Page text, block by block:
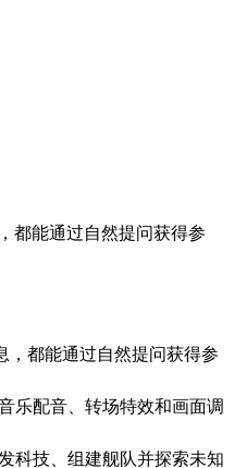
都能通过自然提问获得参
，都能通过自然提问获得参
乐配音、转场特效和画面调
科技、组建舰队并探索未知